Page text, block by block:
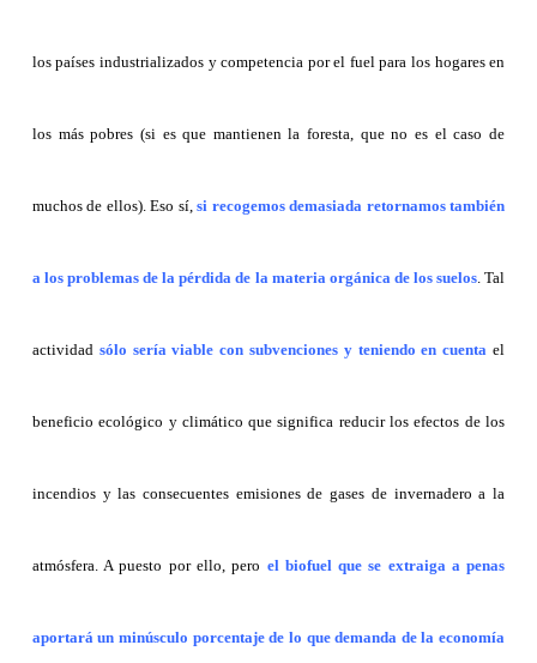
los países industrializados y competencia por el fuel para los hogares en
los más pobres (si es que mantienen la foresta, que no es el caso de
muchos de ellos). Eso sí,si recogemos demasiada retornamos también
a los problemas de la pérdida de la materia orgánica de los suelos . Tal
actividad sólo sería viable con subvenciones y teniendo en cuenta el
beneficio ecológico y climático que significa reducir los efectos de los
incendios y las consecuentes emisiones de gases de invernadero a la
atmósfera. A puesto por ello, pero el biofuel que se extraiga a penas
aportará un minúsculo porcentaje de lo que demanda de la economía